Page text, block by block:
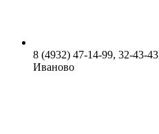
8 (4932) 47-14-99, 32-43-43
Иваново